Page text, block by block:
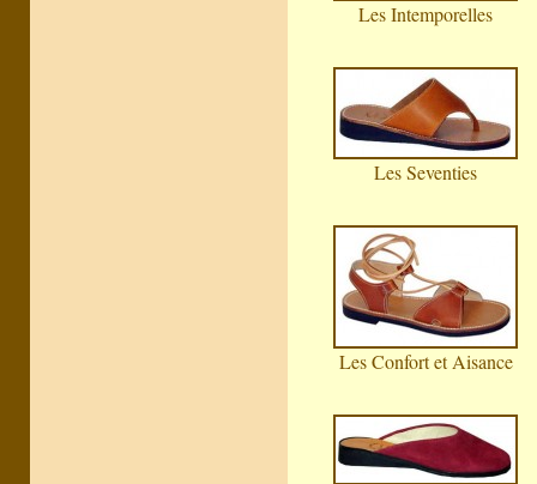
Les Intemporelles
Les Seventies
Les Confort et Aisance